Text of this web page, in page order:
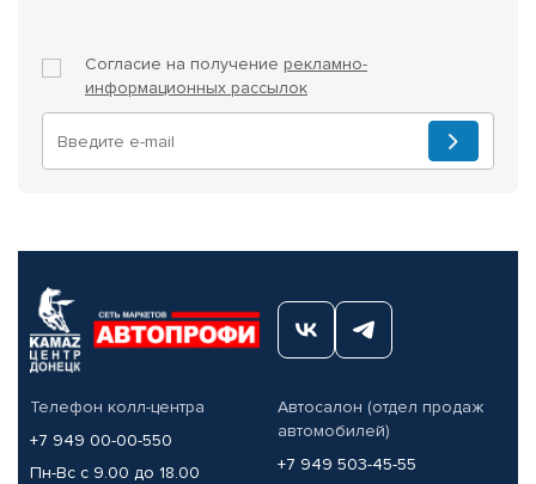
Согласие на получение рекламно-
информационных рассылок
Телефон колл-центра
+7 949 00-00-550
Пн-Вс с 9.00 до 18.00
Автосалон (отдел продаж
автомобилей)
+7 949 503-45-55